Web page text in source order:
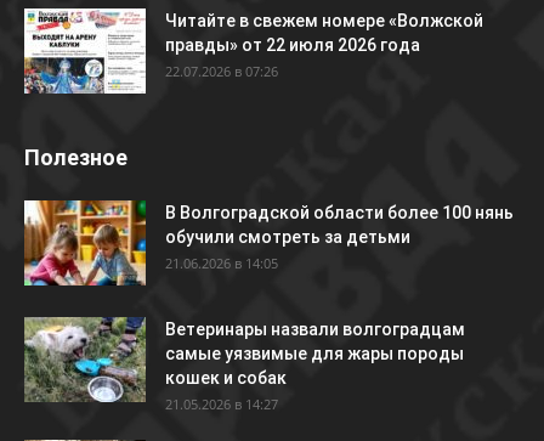
Читайте в свежем номере «Волжской
правды» от 22 июля 2026 года
22.07.2026 в 07:26
Полезное
В Волгоградской области более 100 нянь
обучили смотреть за детьми
21.06.2026 в 14:05
Ветеринары назвали волгоградцам
самые уязвимые для жары породы
кошек и собак
21.05.2026 в 14:27